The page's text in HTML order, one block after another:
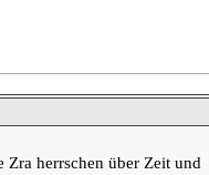
Zra herrschen über Zeit und